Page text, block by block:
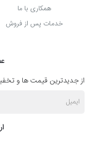
همکاری با ما
خدمات پس از فروش
از جدیدترین قیمت ها و
ایمیل